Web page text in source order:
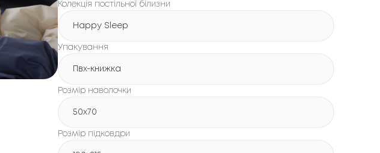
Колекція постільної білизни
Happy Sleep
Упакування
Пвх-книжка
Розмір наволочки
50x70
Розмір підковдри